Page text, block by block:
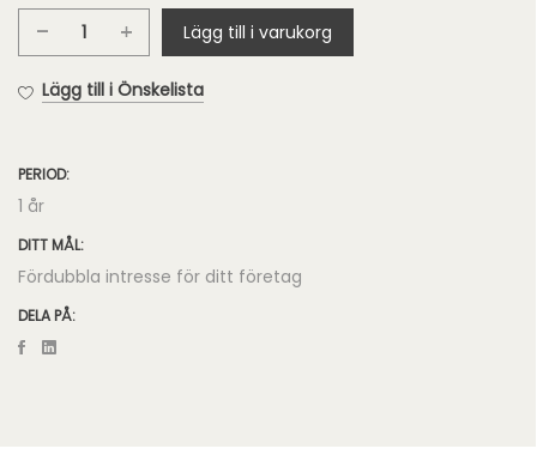
Pro
360°
Lägg till i varukorg
Lägg till i Önskelista
PERIOD:
1 år
DITT MÅL:
Fördubbla intresse för ditt företag
DELA PÅ: